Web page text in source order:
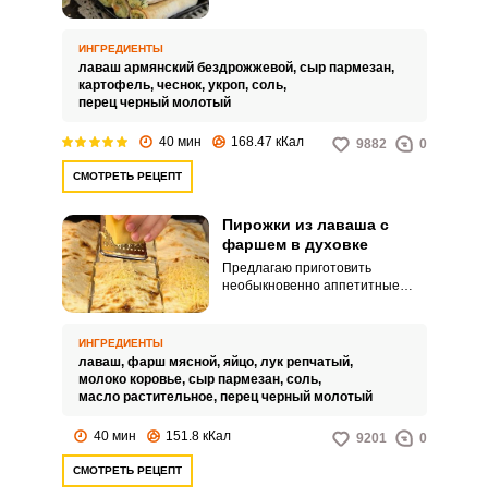
ИНГРЕДИЕНТЫ
лаваш армянский бездрожжевой, сыр пармезан,
картофель, чеснок, укроп, соль,
перец черный молотый
40 мин 168.47 кКал 9882 0
СМОТРЕТЬ РЕЦЕПТ
Пирожки из лаваша с
фаршем в духовке
Предлагаю приготовить
необыкновенно аппетитные
тонким тестом.
ИНГРЕДИЕНТЫ
лаваш, фарш мясной, яйцо, лук репчатый,
молоко коровье, сыр пармезан, соль,
масло растительное, перец черный молотый
40 мин 151.8 кКал 9201 0
СМОТРЕТЬ РЕЦЕПТ